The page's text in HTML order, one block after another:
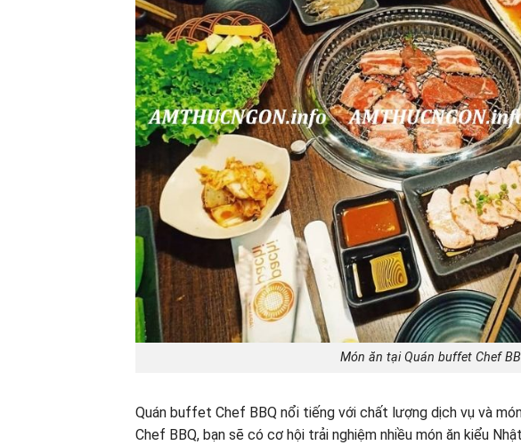
Món ăn tại Quán buffet Chef
Quán buffet Chef BBQ nổi tiếng với chất lượng dịch vụ và
Chef BBQ, bạn sẽ có cơ hội trải nghiệm nhiều món ăn kiểu